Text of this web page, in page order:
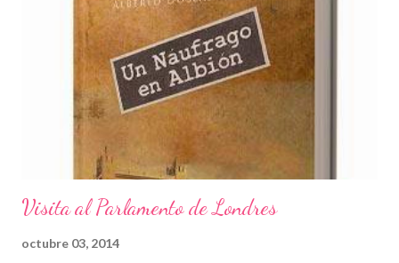
Alfonso IX, que lo recuperan y vuelve a tener la función de
apoyo a la navegación. El nombre de La Torre de Hércules se
acuñó en el siglo XIII , cuando Alfonso X publica su Historia de
España , donde recupera el mito clásico de Hércules , cuyo
décimo trabajo enviado por el rey Euristeo, lo llevó a la Península
Ibérica. La lucha que se...
Visita al Parlamento de Londres
octubre 03, 2014